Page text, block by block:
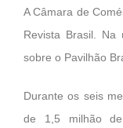
A Câmara de
Revista Brasil. Na
sobre o Pavilhão
Durante os seis
de 1,5 milhão